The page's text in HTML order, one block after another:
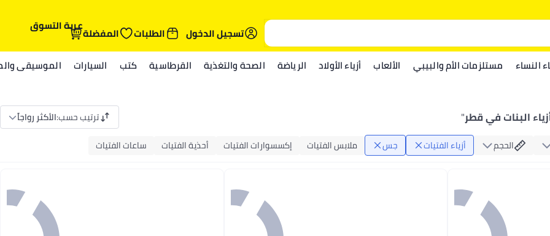
تسجيل الدخول
الطلبات المفضلةعربة التسوق
النساء مستلزمات الأم والبيبي الألعاب أزياء الأولاد الرياضة الصحة والتغذية القرطاسية كتب السيارات الموسيقى
البنات في قطر" ترتيب حسب:الأكثر رواجاً
الحجم أزياء الفتيات جس ملابس الفتيات إكسسوارات الفتيات أحذية الفتيات ساعات الفتيات